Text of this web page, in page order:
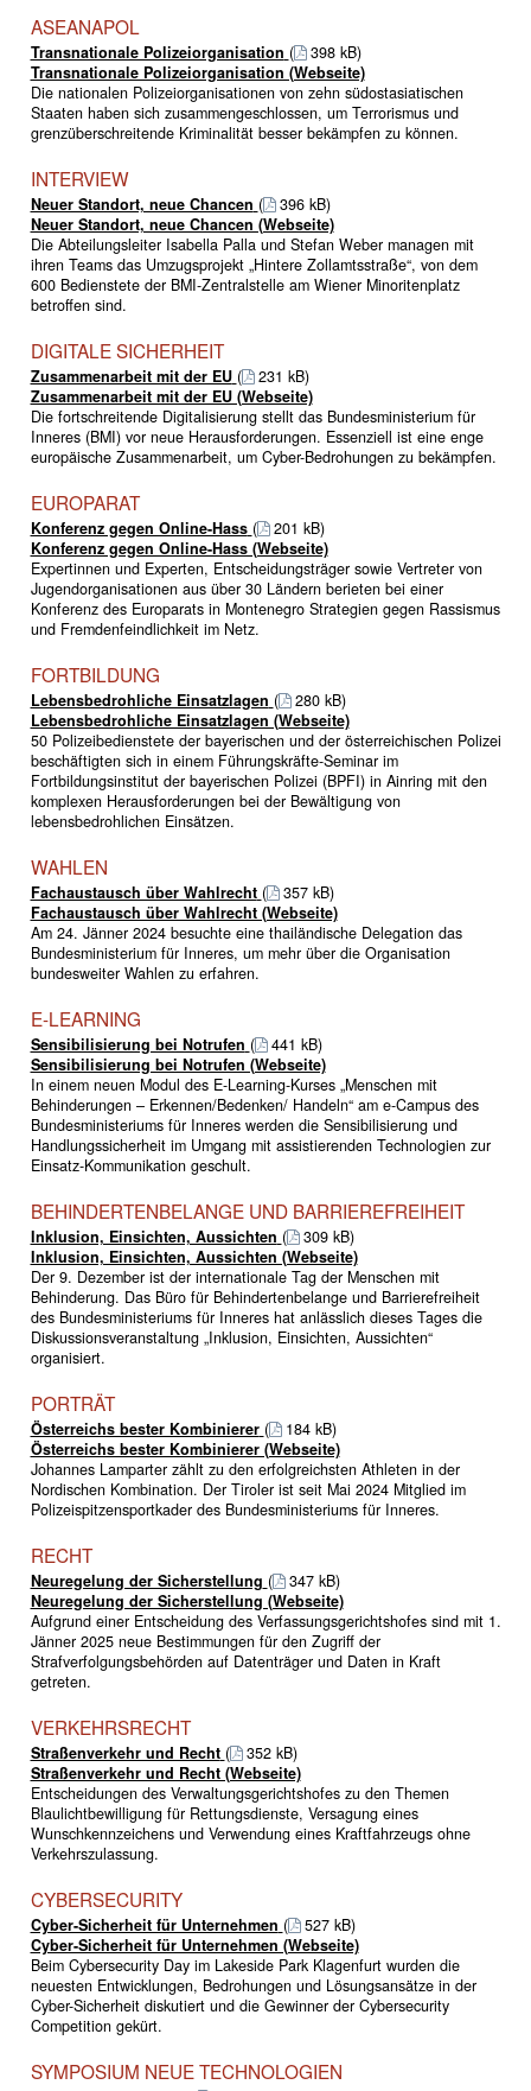
ASEANAPOL
Transnationale Polizeiorganisation (
398 kB)
Transnationale Polizeiorganisation (Webseite)
Die nationalen Polizeiorganisationen von zehn südostasiatischen
Staaten haben sich zusammengeschlossen, um Terrorismus und
grenzüberschreitende Kriminalität besser bekämpfen zu können.
INTERVIEW
Neuer Standort, neue Chancen (
396 kB)
Neuer Standort, neue Chancen (Webseite)
Die Abteilungsleiter Isabella Palla und Stefan Weber managen mit
ihren Teams das Umzugsprojekt „Hintere Zollamtsstraße“, von dem
600 Bedienstete der BMI-Zentralstelle am Wiener Minoritenplatz
betroffen sind.
DIGITALE SICHERHEIT
Zusammenarbeit mit der EU (
231 kB)
Zusammenarbeit mit der EU (Webseite)
Die fortschreitende Digitalisierung stellt das Bundesministerium für
Inneres (BMI) vor neue Herausforderungen. Essenziell ist eine enge
europäische Zusammenarbeit, um Cyber-Bedrohungen zu bekämpfen.
EUROPARAT
Konferenz gegen Online-Hass (
201 kB)
Konferenz gegen Online-Hass (Webseite)
Expertinnen und Experten, Entscheidungsträger sowie Vertreter von
Jugendorganisationen aus über 30 Ländern berieten bei einer
Konferenz des Europarats in Montenegro Strategien gegen Rassismus
und Fremdenfeindlichkeit im Netz.
FORTBILDUNG
Lebensbedrohliche Einsatzlagen (
280 kB)
Lebensbedrohliche Einsatzlagen (Webseite)
50 Polizeibedienstete der bayerischen und der österreichischen Polizei
beschäftigten sich in einem Führungskräfte-Seminar im
Fortbildungsinstitut der bayerischen Polizei (BPFI) in Ainring mit den
komplexen Herausforderungen bei der Bewältigung von
lebensbedrohlichen Einsätzen.
WAHLEN
Fachaustausch über Wahlrecht (
357 kB)
Fachaustausch über Wahlrecht (Webseite)
Am 24. Jänner 2024 besuchte eine thailändische Delegation das
Bundesministerium für Inneres, um mehr über die Organisation
bundesweiter Wahlen zu erfahren.
E-LEARNING
Sensibilisierung bei Notrufen (
441 kB)
Sensibilisierung bei Notrufen (Webseite)
In einem neuen Modul des E-Learning-Kurses „Menschen mit
Behinderungen – Erkennen/Bedenken/ Handeln“ am e-Campus des
Bundesministeriums für Inneres werden die Sensibilisierung und
Handlungssicherheit im Umgang mit assistierenden Technologien zur
Einsatz-Kommunikation geschult.
BEHINDERTENBELANGE UND BARRIEREFREIHEIT
Inklusion, Einsichten, Aussichten (
309 kB)
Inklusion, Einsichten, Aussichten (Webseite)
Der 9. Dezember ist der internationale Tag der Menschen mit
Behinderung. Das Büro für Behinderten­belange und Barrierefreiheit
des Bundesministeriums für Inneres hat anlässlich dieses Tages die
Diskussionsveranstaltung „Inklusion, Einsichten, Aussichten“
organisiert.
PORTRÄT
Österreichs bester Kombinierer (
184 kB)
Österreichs bester Kombinierer (Webseite)
Johannes Lamparter zählt zu den erfolgreichsten Athleten in der
Nordischen Kombination. Der Tiroler ist seit Mai 2024 Mitglied im
Polizeispitzensportkader des Bundesministeriums für Inneres.
RECHT
Neuregelung der Sicherstellung (
347 kB)
Neuregelung der Sicherstellung (Webseite)
Aufgrund einer Entscheidung des Verfassungsgerichtshofes sind mit 1.
Jänner 2025 neue Bestimmungen für den Zugriff der
Strafverfolgungsbehörden auf Datenträger und Daten in Kraft
getreten.
VERKEHRSRECHT
Straßenverkehr und Recht (
352 kB)
Straßenverkehr und Recht (Webseite)
Entscheidungen des Verwaltungsgerichtshofes zu den Themen
Blaulichtbewilligung für Rettungsdienste, Versagung eines
Wunschkennzeichens und Verwendung eines Kraftfahrzeugs ohne
Verkehrszulassung.
CYBERSECURITY
Cyber-Sicherheit für Unternehmen (
527 kB)
Cyber-Sicherheit für Unternehmen (Webseite)
Beim Cybersecurity Day im Lakeside Park Klagenfurt wurden die
neuesten Entwicklungen, Bedrohungen und Lösungsansätze in der
Cyber-Sicherheit diskutiert und die Gewinner der Cybersecurity
Competition gekürt.
SYMPOSIUM NEUE TECHNOLOGIEN